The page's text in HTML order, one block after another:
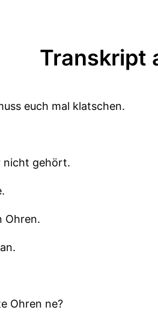
Transkript
euch mal klatschen.
nicht gehört.
Ohren.
Ohren ne?